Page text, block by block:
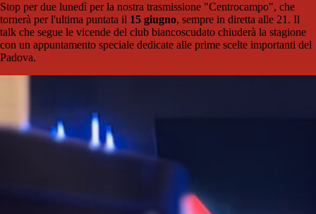
Stop per due lunedì per la nostra trasmissione "Centrocampo", che
tornerà per l'ultima puntata il 15 giugno, sempre in diretta alle 21. Il
talk che segue le vicende del club biancoscudato chiuderà la stagione
con un appuntamento speciale dedicate alle prime scelte importanti del
Padova.